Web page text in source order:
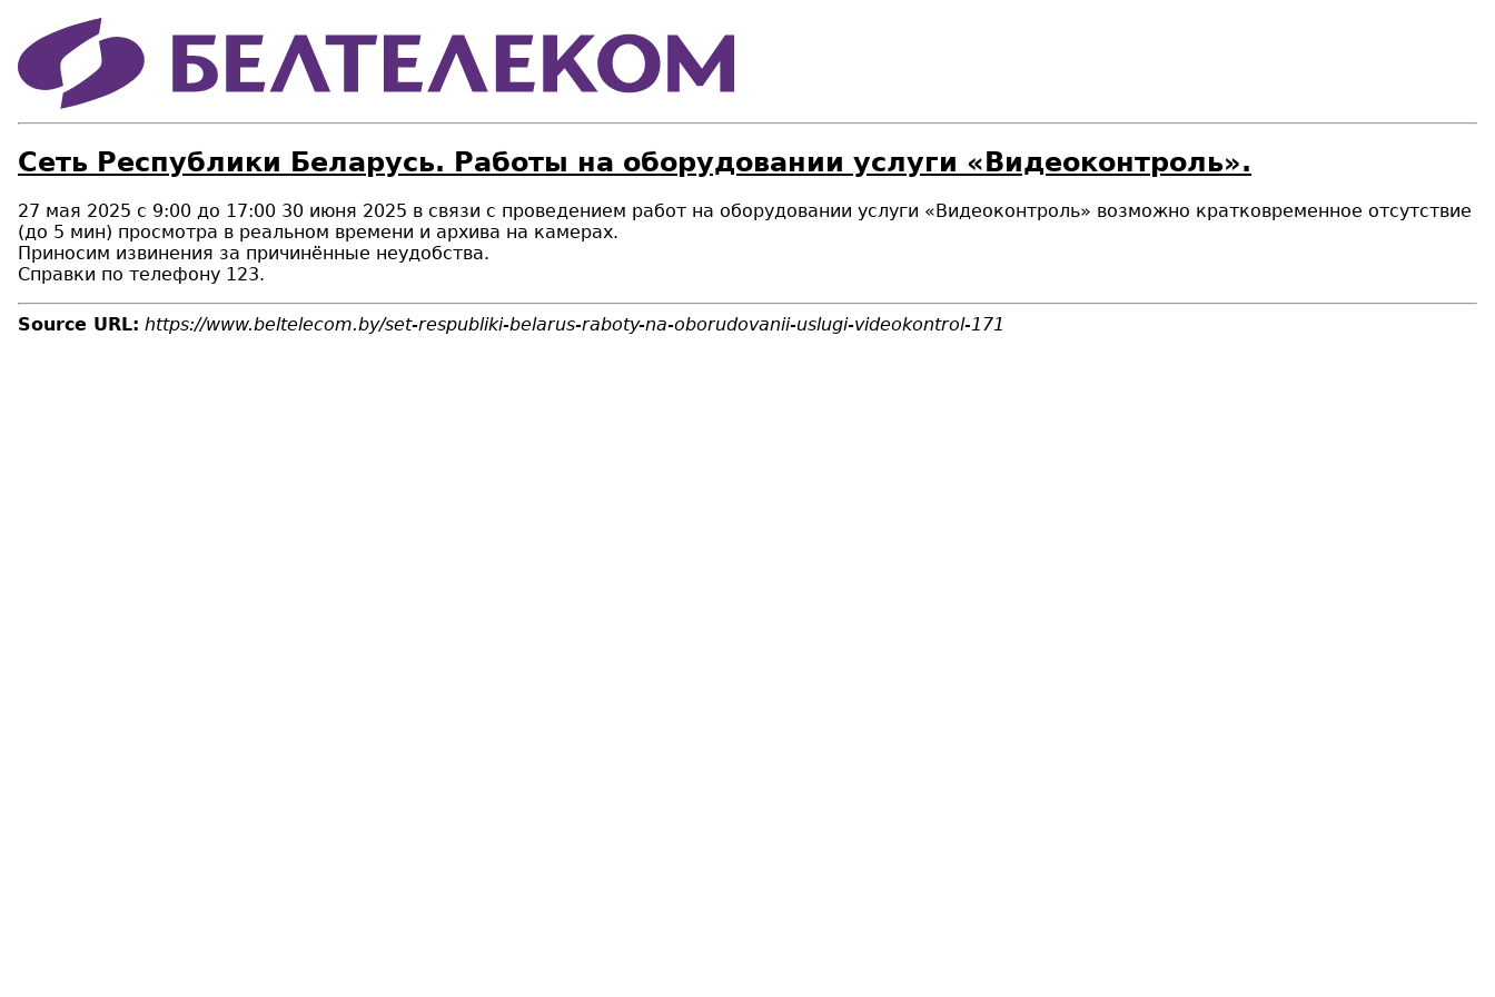
Сеть Республики Беларусь. Работы на оборудовании услуги «Видеоконтроль».
27 мая 2025 с 9:00 до 17:00 30 июня 2025 в связи с проведением работ на оборудовании услуги «Видеоконтроль» возможно кратковременное отсутствие
(до 5 мин) просмотра в реальном времени и архива на камерах.
Приносим извинения за причинённые неудобства.
Справки по телефону 123.
Source URL: https://www.beltelecom.by/set-respubliki-belarus-raboty-na-oborudovanii-uslugi-videokontrol-171